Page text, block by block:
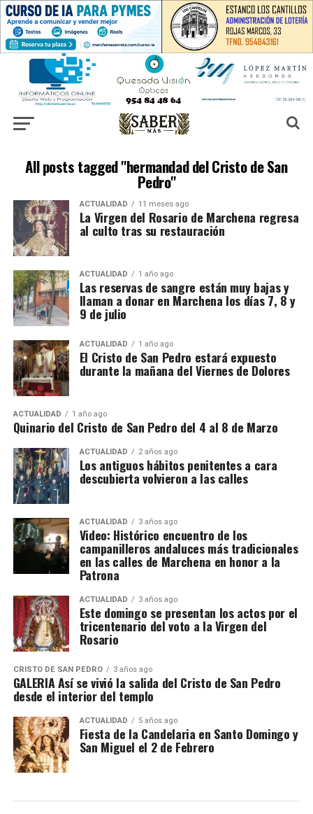
All posts tagged "hermandad del Cristo de San
Pedro"
ACTUALIDAD 11 meses ago
La Virgen del Rosario de Marchena regresa
al culto tras su restauración
ACTUALIDAD 1 año ago
Las reservas de sangre están muy bajas y
llaman a donar en Marchena los días 7, 8 y
9 de julio
ACTUALIDAD 1 año ago
El Cristo de San Pedro estará expuesto
durante la mañana del Viernes de Dolores
ACTUALIDAD 1 año ago
Quinario del Cristo de San Pedro del 4 al 8 de Marzo
ACTUALIDAD 2 años ago
Los antiguos hábitos penitentes a cara
descubierta volvieron a las calles
ACTUALIDAD 3 años ago
Video: Histórico encuentro de los
campanilleros andaluces más tradicionales
en las calles de Marchena en honor a la
Patrona
ACTUALIDAD 3 años ago
Este domingo se presentan los actos por el
tricentenario del voto a la Virgen del
Rosario
CRISTO DE SAN PEDRO 3 años ago
GALERIA Así se vivió la salida del Cristo de San Pedro
desde el interior del templo
ACTUALIDAD 5 años ago
Fiesta de la Candelaria en Santo Domingo y
San Miguel el 2 de Febrero